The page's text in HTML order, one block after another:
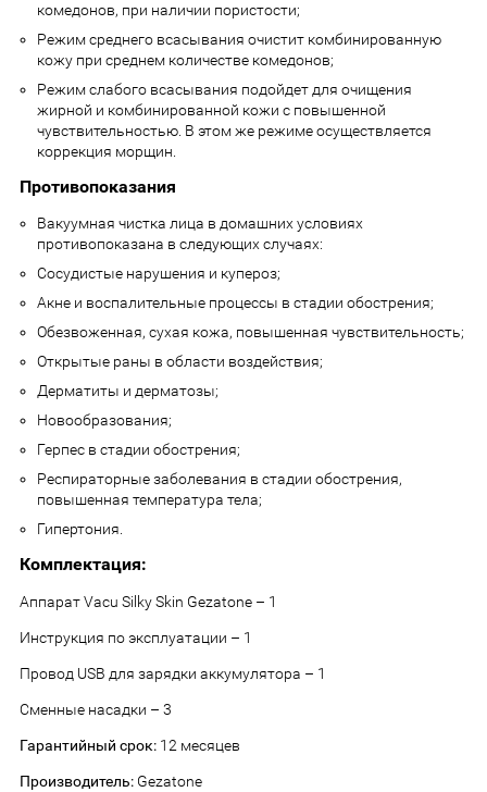
комедонов, при наличии пористости;
Режим среднего всасывания очистит комбинированную
кожу при среднем количестве комедонов;
Режим слабого всасывания подойдет для очищения
жирной и комбинированной кожи с повышенной
чувствительностью. В этом же режиме осуществляется
коррекция морщин.
Противопоказания
Вакуумная чистка лица в домашних условиях
противопоказана в следующих случаях:
Сосудистые нарушения и купероз;
Акне и воспалительные процессы в стадии обострения;
Обезвоженная, сухая кожа, повышенная чувствительность;
Открытые раны в области воздействия;
Дерматиты и дерматозы;
Новообразования;
Герпес в стадии обострения;
Респираторные заболевания в стадии обострения,
повышенная температура тела;
Гипертония.
Комплектация:
Аппарат Vacu Silky Skin Gezatone – 1
Инструкция по эксплуатации – 1
Провод USB для зарядки аккумулятора – 1
Сменные насадки – 3
Гарантийный срок: 12 месяцев
Производитель: Gezatone